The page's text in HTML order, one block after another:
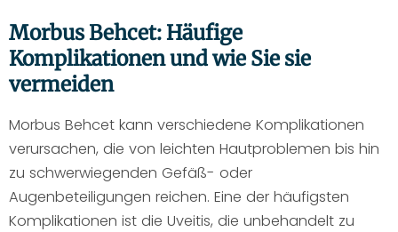
Morbus Behcet: Häufige
Komplikationen und wie Sie sie
vermeiden
Morbus Behcet kann verschiedene Komplikationen
verursachen, die von leichten Hautproblemen bis hin
zu schwerwiegenden Gefäß- oder
Augenbeteiligungen reichen. Eine der häufigsten
Komplikationen ist die Uveitis, die unbehandelt zu